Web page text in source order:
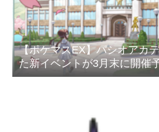
【ポケマスEX】パシオアカ
た新イベントが3月末に開催